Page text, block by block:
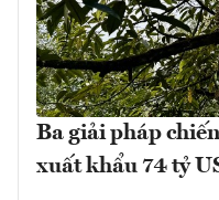
Ba giải pháp
xuất khẩu 74 tỷ